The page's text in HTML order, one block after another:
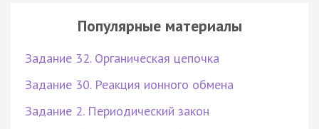
Популярные материалы
Задание 32. Органическая цепочка
Задание 30. Реакция ионного обмена
Задание 2. Периодический закон